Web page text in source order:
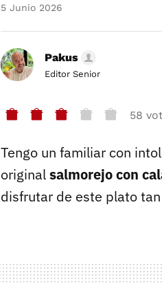
5 Junio 2026
Pakus
Editor Senior
58
Tengo un familiar con
originalsalmorejo con
disfrutar de este plato